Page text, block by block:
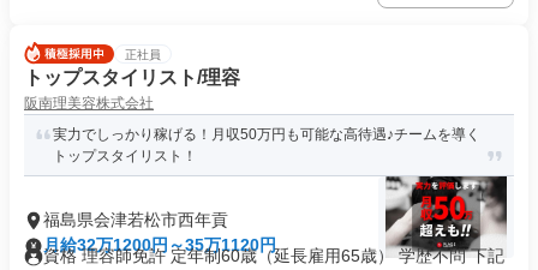
正社員
トップスタイリスト/理容
阪南理美容株式会社
実力でしっかり稼げる！月収50万円も可能な高待遇♪チームを導く
トップスタイリスト！
福島県会津若松市西年貢
月給32万1200円～35万1120円
資格 理容師免許 定年制60歳（延長雇用65歳） 学歴不問 下記